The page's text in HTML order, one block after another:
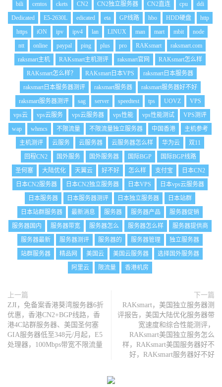
bili
centos ckets CN2 CN2独立服务器 CN2直连 cpu
ddi
Dedicated
E5-2630L edicated eta GP线路 hbo HDD硬盘
http
https
iON ipv ipv4 lan LINUX man mart mbit
node
ntt
online paypal ping plus pro RAKsmart
raksmart.com
raksmart主机
RAKsmart主机测评 raksmart官网
RAKsmart怎么样
RAKsmart怎么样？
RAKsmart日本VPS
raksmart日本服务器
raksmart日本服务器测评
raksmart服务器
raksmart服务器好不好
raksmart服务器测评
sag server speedtest tps UOVZ
VPS
vps云
vps云服务 vps云服务器 vps性能 vps性能测试
VPS测评
wap
whmcs 不限流量 不限流量独立服务器 中国香港
主机参考
主机测评
云服务 云服务器 云服务器怎么样 华为云
双11
回程CN2
国外服务 国外服务器 国际BGP
国际BGP线路
圣何塞
大陆优化 天翼云 好不好 怎么样 支付宝
日本CN2
日本CN2服务器
日本CN2独立服务器 日本VPS
日本vps云服务器
日本服务器
日本服务器测评 日本独立服务器
日本站群
日本站群服务器
最新消息 服务器 服务器产品
服务器促销
服务器国内
服务器带宽 服务器怎么 服务器怎么样
服务器提供商
服务器最新
服务器测评 服务器的 服务器管理
独立服务器
站群服务器
精品网 美国云 美国云服务器
选择国外服务器
阿里云
限流量 香港机房
上一篇
ZJI，免备案香港葵湾服务器6折
优惠，香港CN2+BGP线路，香
港4C站群服务器、美国圣何塞
GIA服务器低至348元/月起，E5
处理器，100Mbps带宽不限流量
下一篇
RAKsmart，美国独立服务器测
评报告，美国大陆优化服务器带
宽速度和综合性能测评，
RAKsmart美国独立服务怎么
样，RAKsmart美国服务器好不
好，RAKsmart服务器好不好